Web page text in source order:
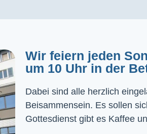
Wir feiern jeden
um 10 Uhr in der
Dabei sind alle herzlich
Beisammensein. Es sollen
Gottesdienst gibt es Kaffee